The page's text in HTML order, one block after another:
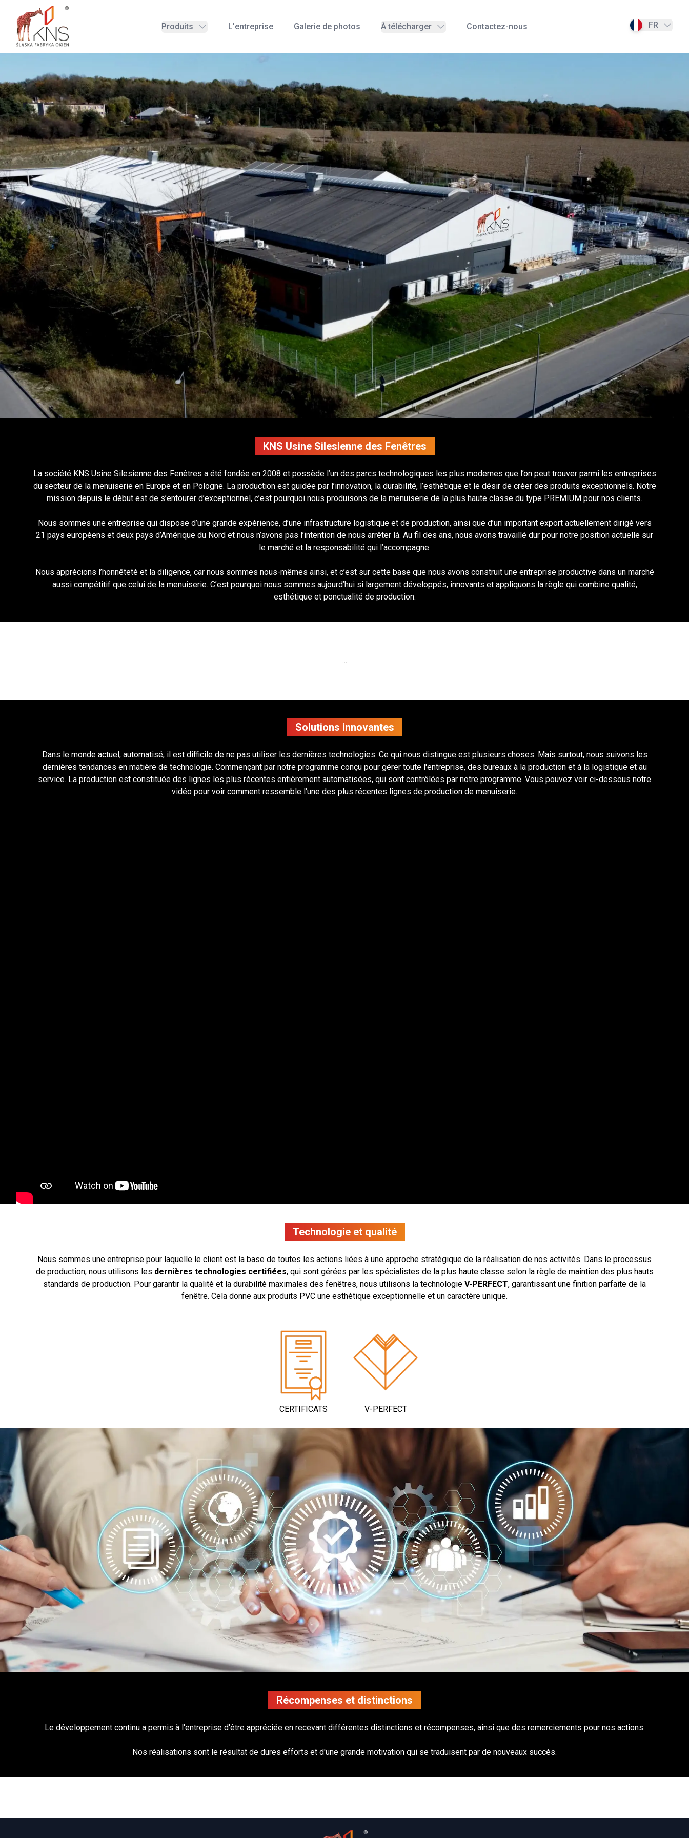
Produits L'entreprise Galerie de photos À télécharger Contactez-nous FR
KNS Usine Silesienne des Fenêtres
La société KNS Usine Silesienne des Fenêtres a été fondée en 2008 et possède l’un des parcs technologiques les plus modernes que l’on peut trouver parmi les entreprises
du secteur de la menuiserie en Europe et en Pologne. La production est guidée par l’innovation, la durabilité, l’esthétique et le désir de créer des produits exceptionnels. Notre
mission depuis le début est de s’entourer d’exceptionnel, c’est pourquoi nous produisons de la menuiserie de la plus haute classe du type PREMIUM pour nos clients.
Nous sommes une entreprise qui dispose d’une grande expérience, d’une infrastructure logistique et de production, ainsi que d’un important export actuellement dirigé vers
21 pays européens et deux pays d’Amérique du Nord et nous n’avons pas l’intention de nous arrêter là. Au fil des ans, nous avons travaillé dur pour notre position actuelle sur
le marché et la responsabilité qui l’accompagne.
Nous apprécions l’honnêteté et la diligence, car nous sommes nous-mêmes ainsi, et c’est sur cette base que nous avons construit une entreprise productive dans un marché
aussi compétitif que celui de la menuiserie. C’est pourquoi nous sommes aujourd’hui si largement développés, innovants et appliquons la règle qui combine qualité,
esthétique et ponctualité de production.
...
Solutions innovantes
Dans le monde actuel, automatisé, il est difficile de ne pas utiliser les dernières technologies. Ce qui nous distingue est plusieurs choses. Mais surtout, nous suivons les
dernières tendances en matière de technologie. Commençant par notre programme conçu pour gérer toute l'entreprise, des bureaux à la production et à la logistique et au
service. La production est constituée des lignes les plus récentes entièrement automatisées, qui sont contrôlées par notre programme. Vous pouvez voir ci-dessous notre
vidéo pour voir comment ressemble l'une des plus récentes lignes de production de menuiserie.
Technologie et qualité
Nous sommes une entreprise pour laquelle le client est la base de toutes les actions liées à une approche stratégique de la réalisation de nos activités. Dans le processus
de production, nous utilisons les dernières technologies certifiées, qui sont gérées par les spécialistes de la plus haute classe selon la règle de maintien des plus hauts
standards de production. Pour garantir la qualité et la durabilité maximales des fenêtres, nous utilisons la technologie V-PERFECT, garantissant une finition parfaite de la
fenêtre. Cela donne aux produits PVC une esthétique exceptionnelle et un caractère unique.
CERTIFICATS V-PERFECT
Récompenses et distinctions
Le développement continu a permis à l'entreprise d'être appréciée en recevant différentes distinctions et récompenses, ainsi que des remerciements pour nos actions.
Nos réalisations sont le résultat de dures efforts et d'une grande motivation qui se traduisent par de nouveaux succès.